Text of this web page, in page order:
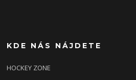
KDE NÁS NÁJDETE
HOCKEY ZONE